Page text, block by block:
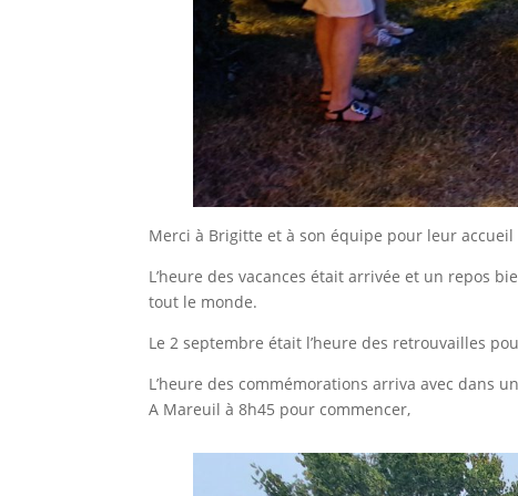
Merci à Brigitte et à son équipe pour leur
L’heure des vacances était arrivée et un repos
tout le monde.
Le 2 septembre était l’heure des retrouvailles
L’heure des commémorations arriva avec dans
A Mareuil à 8h45 pour commencer,